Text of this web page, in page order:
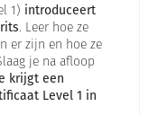
1) introduceert
. Leer hoe ze
er zijn en hoe ze
je na afloop
krijgt een
Level 1 in